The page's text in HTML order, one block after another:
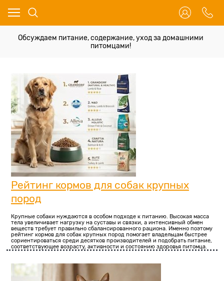
Обсуждаем питание, содержание, уход за домашними
питомцами!
Рейтинг кормов для собак крупных
пород
Крупные собаки нуждаются в особом подходе к питанию. Высокая масса
тела увеличивает нагрузку на суставы и связки, а интенсивный обмен
веществ требует правильно сбалансированного рациона. Именно поэтому
рейтинг кормов для собак крупных пород помогает владельцам быстрее
сориентироваться среди десятков производителей и подобрать питание,
соответствующее возрасту, активности и состоянию здоровья питомца.